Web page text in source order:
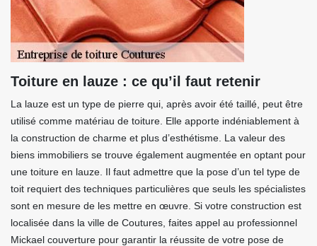
Toiture en lauze : ce qu’il faut retenir
La lauze est un type de pierre qui, après avoir été taillé, peut être
utilisé comme matériau de toiture. Elle apporte indéniablement à
la construction de charme et plus d’esthétisme. La valeur des
biens immobiliers se trouve également augmentée en optant pour
une toiture en lauze. Il faut admettre que la pose d’un tel type de
toit requiert des techniques particulières que seuls les spécialistes
sont en mesure de les mettre en œuvre. Si votre construction est
localisée dans la ville de Coutures, faites appel au professionnel
Mickael couverture pour garantir la réussite de votre pose de